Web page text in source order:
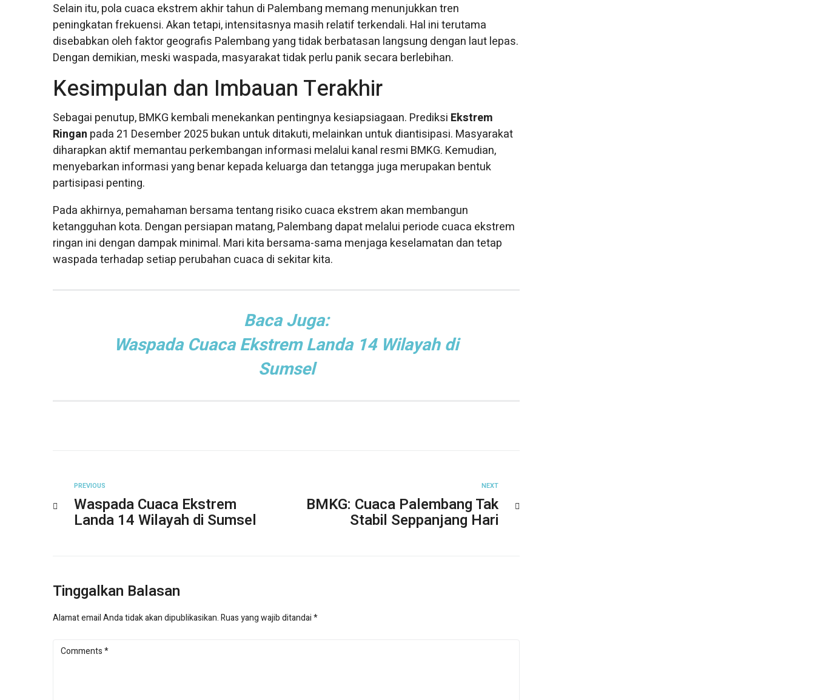
Selain itu, pola cuaca ekstrem akhir tahun di Palembang memang menunjukkan tren
peningkatan frekuensi. Akan tetapi, intensitasnya masih relatif terkendali. Hal ini terutama
disebabkan oleh faktor geografis Palembang yang tidak berbatasan langsung dengan laut lepas.
Dengan demikian, meski waspada, masyarakat tidak perlu panik secara berlebihan.
Kesimpulan dan Imbauan Terakhir
Sebagai penutup, BMKG kembali menekankan pentingnya kesiapsiagaan. Prediksi Ekstrem
Ringan pada 21 Desember 2025 bukan untuk ditakuti, melainkan untuk diantisipasi. Masyarakat
diharapkan aktif memantau perkembangan informasi melalui kanal resmi BMKG. Kemudian,
menyebarkan informasi yang benar kepada keluarga dan tetangga juga merupakan bentuk
partisipasi penting.
Pada akhirnya, pemahaman bersama tentang risiko cuaca ekstrem akan membangun
ketangguhan kota. Dengan persiapan matang, Palembang dapat melalui periode cuaca ekstrem
ringan ini dengan dampak minimal. Mari kita bersama-sama menjaga keselamatan dan tetap
waspada terhadap setiap perubahan cuaca di sekitar kita.
Baca Juga:
Waspada Cuaca Ekstrem Landa 14 Wilayah di
Sumsel
PREVIOUS
Waspada Cuaca Ekstrem
Landa 14 Wilayah di Sumsel
NEXT
BMKG: Cuaca Palembang Tak
Stabil Seppanjang Hari
Tinggalkan Balasan
Alamat email Anda tidak akan dipublikasikan.Ruas yang wajib ditandai*